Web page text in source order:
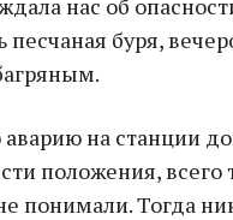
нас об
песчаная буря,
аварию на станции
положения,
понимали. Тогда